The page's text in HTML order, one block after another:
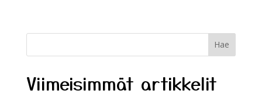
Viimeisimmät artikkelit